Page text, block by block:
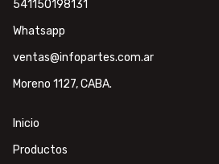
541150198131
Whatsapp
ventas@infopartes.com.ar
Moreno 1127, CABA.
Inicio
Productos